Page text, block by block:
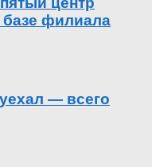
базе филиала
— всего